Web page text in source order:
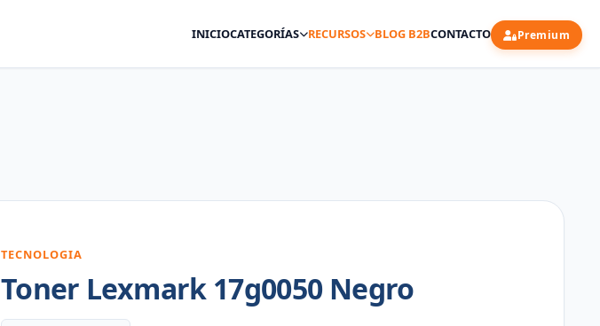
INICIOCATEGORÍAS RECURSOS BLOG B2BCONTACTO Premium
TECNOLOGIA
Toner Lexmark 17g0050 Negro